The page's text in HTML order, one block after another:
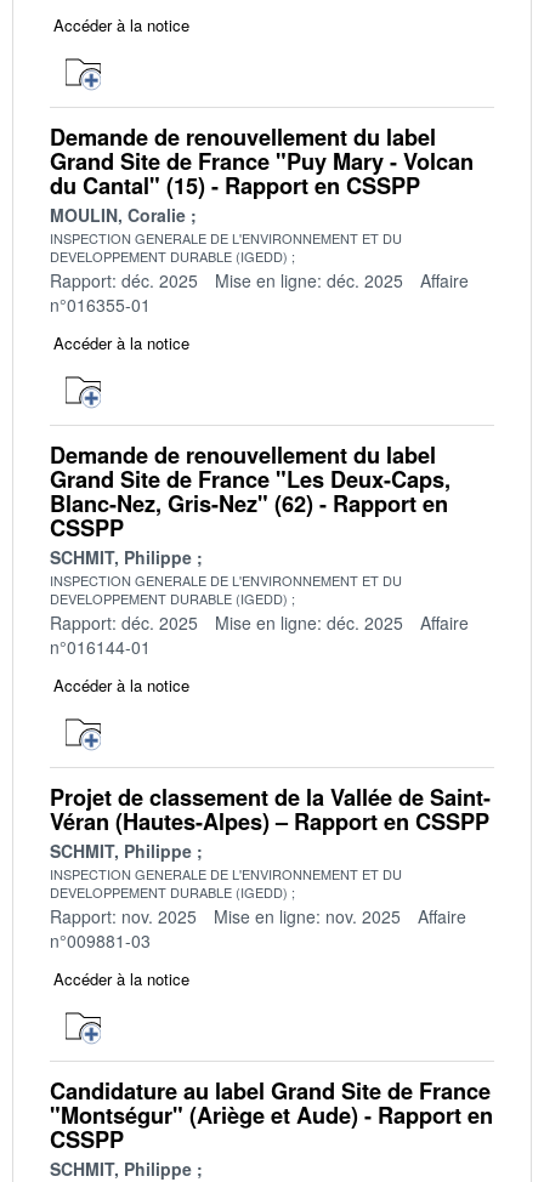
Accéder à la notice
Demande de renouvellement du label
Grand Site de France "Puy Mary - Volcan
du Cantal" (15) - Rapport en CSSPP
MOULIN, Coralie
INSPECTION GENERALE DE L'ENVIRONNEMENT ET DU
DEVELOPPEMENT DURABLE (IGEDD)
Rapport: déc. 2025 Mise en ligne: déc. 2025
Affaire
n°016355-01
Accéder à la notice
Demande de renouvellement du label
Grand Site de France "Les Deux-Caps,
Blanc-Nez, Gris-Nez" (62) - Rapport en
CSSPP
SCHMIT, Philippe
INSPECTION GENERALE DE L'ENVIRONNEMENT ET DU
DEVELOPPEMENT DURABLE (IGEDD)
Rapport: déc. 2025 Mise en ligne: déc. 2025
Affaire
n°016144-01
Accéder à la notice
Projet de classement de la Vallée de Saint-
Véran (Hautes-Alpes) – Rapport en CSSPP
SCHMIT, Philippe
INSPECTION GENERALE DE L'ENVIRONNEMENT ET DU
DEVELOPPEMENT DURABLE (IGEDD)
Rapport: nov. 2025 Mise en ligne: nov. 2025
Affaire
n°009881-03
Accéder à la notice
Candidature au label Grand Site de France
"Montségur" (Ariège et Aude) - Rapport en
CSSPP
SCHMIT, Philippe